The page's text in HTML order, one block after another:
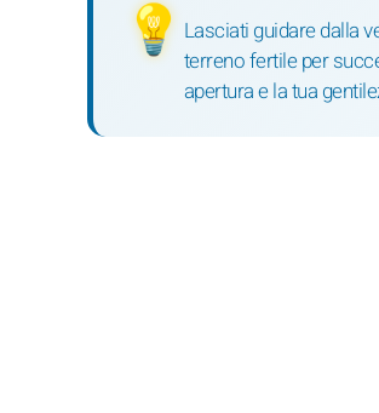
💡 Lasciati guidare dalla
terreno fertile per
apertura e la tua